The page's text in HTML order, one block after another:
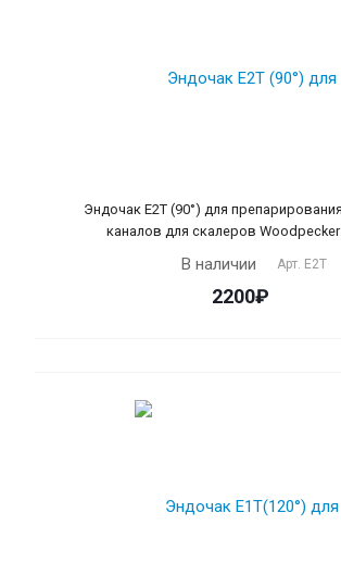
Эндочак Е2T (90°) для
каналов для скалеров Woodpecker
В наличии Арт. Е2Т
2200₽